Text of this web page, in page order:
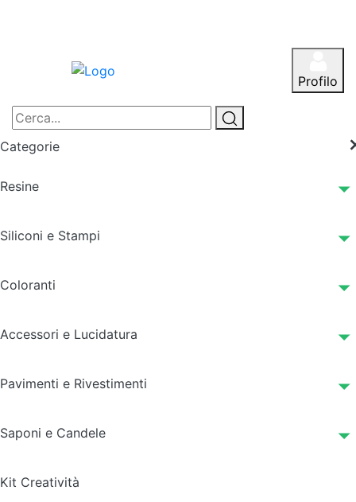
Profilo
Categorie
Resine
Siliconi e Stampi
Coloranti
Accessori e Lucidatura
Pavimenti e Rivestimenti
Saponi e Candele
Kit Creatività